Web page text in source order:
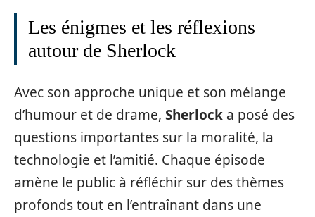
Les énigmes et les réflexions
autour de Sherlock
Avec son approche unique et son mélange
d’humour et de drame, Sherlock a posé des
questions importantes sur la moralité, la
technologie et l’amitié. Chaque épisode
amène le public à réfléchir sur des thèmes
profonds tout en l’entraînant dans une